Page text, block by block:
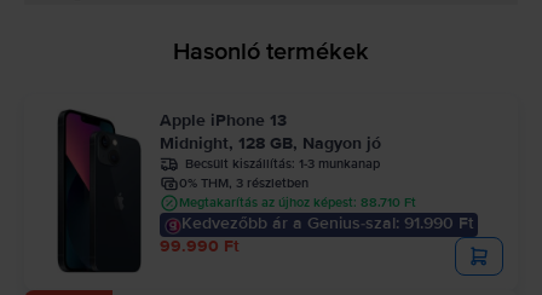
Hasonló termékek
Apple iPhone 13
Midnight, 128 GB, Nagyon jó
Becsült kiszállítás: 1-3 munkanap
0% THM, 3 részletben
Megtakarítás az újhoz képest: 88.710 Ft
Kedvezőbb ár a Genius-szal: 91.990 Ft
99.990 Ft